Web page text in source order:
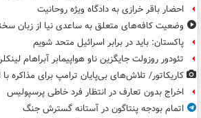
احضار باقر خرازی به دادگاه ویژه روحانیت
وضعیت کافه‌های متعلق به ساعدی نیا از زبان
پاکستان: باید در برابر اسرائیل متحد شویم
تئودور روزولت جایگزین ناو هواپیمابر آبراهام
کاریکاتور/ تلاش‌های بی‌پایان ترامپ برای مذاکره با
اخراج بدون تعارف در انتظار فرد خاطی پرسپولیس
اتمام بودجه پنتاگون در آستانه گسترش جنگ